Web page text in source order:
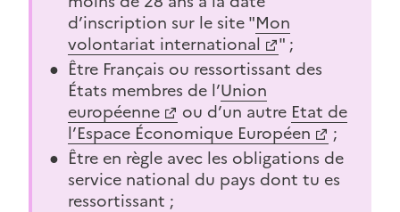
d’inscription sur le site "Mon
volontariat international
" ;
Être Français ou ressortissant des
États membres de l’Union
européenne
ou d’un autre Etat de
l’Espace Économique Européen
;
Être en règle avec les obligations de
service national du pays dont tu es
ressortissant ;